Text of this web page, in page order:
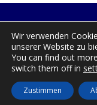
© 2025-2026
Verde|
Política de
Wir verwenden
unserer Website zu
You can find out
switch them off in
Zustimmen